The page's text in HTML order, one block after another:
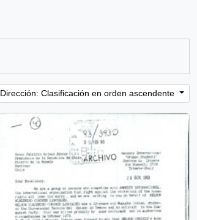
Dirección: Clasificación en orden ascendente